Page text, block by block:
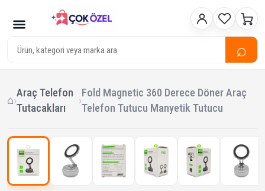
⌕
⌂›
Araç Telefon
Tutacakları
›
Fold Magnetic 360 Derece Döner Araç
Telefon Tutucu Manyetik Tutucu
Çok Satan
1/ 9